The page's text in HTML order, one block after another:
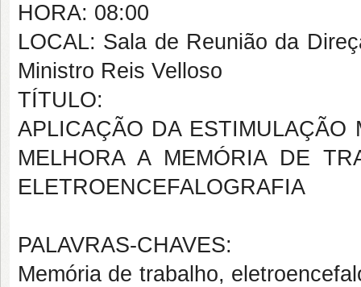
HORA: 08:00
LOCAL: Sala de Reunião da
Ministro Reis Velloso
TÍTULO:
APLICAÇÃO DA ESTIMULAÇÃO
MELHORA A MEMÓRIA DE
ELETROENCEFALOGRAFIA
PALAVRAS-CHAVES:
Memória de trabalho,